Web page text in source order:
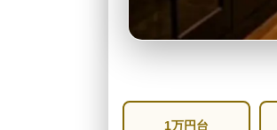
1万円台